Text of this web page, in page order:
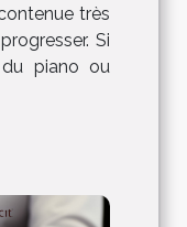
très
Si
piano ou